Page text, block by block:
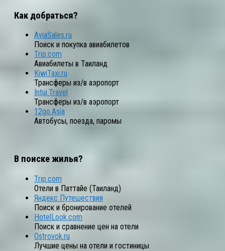
Как добраться?
AviaSales.ru
Поиск и покупка авиабилетов
Trip.com
Авиабилеты в Таиланд
KiwiTaxi.ru
Трансферы из/в аэропорт
Intui.Travel
Трансферы из/в аэропорт
12go.Asia
Автобусы, поезда, паромы
В поиске жилья?
Trip.com
Отели в Паттайе (Таиланд)
Яндекс Путешествия
Поиск и бронирование отелей
HotelLook.com
Поиск и сравнение цен на отели
Ostrovok.ru
Лучшие цены на отели и гостиницы